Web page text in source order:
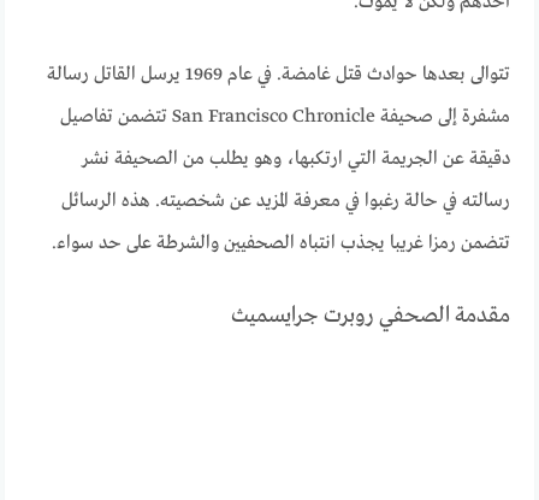
تتوالى بعدها حوادث قتل غامضة. في عام 1969 يرسل القاتل رسالة
مشفرة إلى صحيفة San Francisco Chronicle تتضمن تفاصيل
دقيقة عن الجريمة التي ارتكبها، وهو يطلب من الصحيفة نشر
رسالته في حالة رغبوا في معرفة المزيد عن شخصيته. هذه الرسائل
تتضمن رمزا غريبا يجذب انتباه الصحفيين والشرطة على حد سواء.
مقدمة الصحفي روبرت جرايسميث